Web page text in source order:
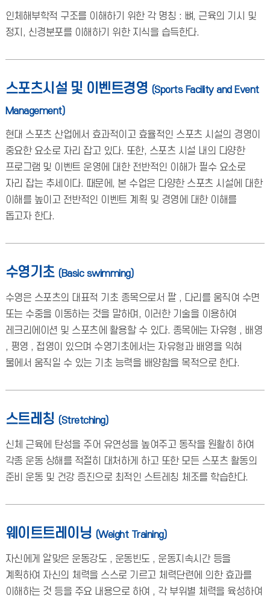
인체해부학적 구조를 이해하기 위한 각 명칭 : 뼈, 근육의 기시 및
정지, 신경분포를 이해하기 위한 지식을 습득한다.
스포츠시설 및 이벤트경영 (Sports Facility and Event
Management)
현대 스포츠 산업에서 효과적이고 효율적인 스포츠 시설의 경영이
중요한 요소로 자리 잡고 있다. 또한, 스포츠 시설 내의 다양한
프로그램 및 이벤트 운영에 대한 전반적인 이해가 필수 요소로
자리 잡는 추세이다. 때문에, 본 수업은 다양한 스포츠 시설에 대한
이해를 높이고 전반적인 이벤트 계획 및 경영에 대한 이해를
돕고자 한다.
수영기초 (Basic swimming)
수영은 스포츠의 대표적 기초 종목으로서 팔 , 다리를 움직여 수면
또는 수중을 이동하는 것을 말하며, 이러한 기술을 이용하여
레크리에이션 및 스포츠에 활용할 수 있다. 종목에는 자유형 , 배영
, 평영 , 접영이 있으며 수영기초에서는 자유형과 배영을 익혀
물에서 움직일 수 있는 기초 능력을 배양함을 목적으로 한다.
스트레칭 (Stretching)
신체 근육에 탄성을 주어 유연성을 높여주고 동작을 원활히 하여
각종 운동 상해를 적절히 대처하게 하고 또한 모든 스포츠 활동의
준비 운동 및 건강 증진으로 최적인 스트레칭 체조를 학습한다.
웨이트트레이닝 (Weight Training)
자신에게 알맞은 운동강도 , 운동빈도 , 운동지속시간 등을
계획하여 자신의 체력을 스스로 기르고 체력단련에 의한 효과를
이해하는 것 등을 주요 내용으로 하여 , 각 부위별 체력을 육성하여